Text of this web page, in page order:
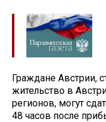
Граждане Австрии,
жительство в
регионов, могут
48 часов после